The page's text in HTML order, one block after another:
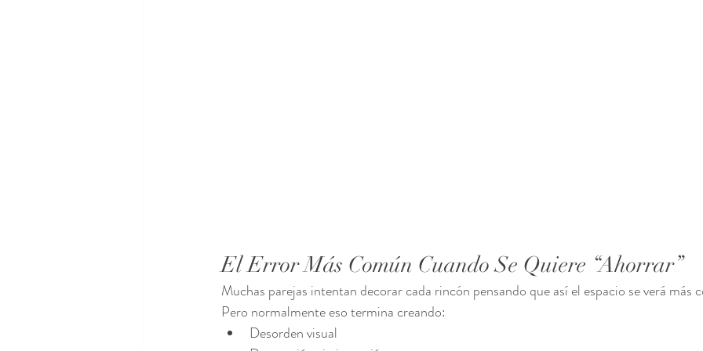
El Error Más Común Cuando Se Quiere “Ahorrar”
Muchas parejas intentan decorar cada rincón pensando que así el espacio se verá más
Pero normalmente eso termina creando:
Desorden visual